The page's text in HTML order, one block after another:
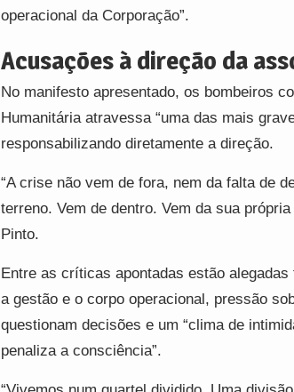
operacional da Corporação”.
Acusações à direção da
No manifesto apresentado, os bombeiros
Humanitária atravessa “uma das mais
responsabilizando diretamente a direção.
“A crise não vem de fora, nem da falta de
terreno. Vem de dentro. Vem da sua
Pinto.
Entre as críticas apontadas estão
a gestão e o corpo operacional, pressão
questionam decisões e um “clima de
penaliza a consciência”.